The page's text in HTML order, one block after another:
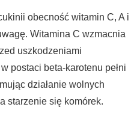
obecność witamin C, A i
Witamina C wzmacnia
uszkodzeniami
postaci beta-karotenu pełni
działanie wolnych
starzenie się komórek.